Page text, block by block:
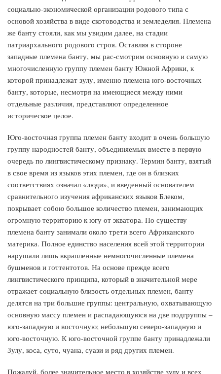
социально-экономической организации родового типа с
основой хозяйства в виде скотоводства и земледелия. Племена
же банту стояли, как мы увидим далее, на стадии
патриархального родового строя. Оставляя в стороне
западные племена банту, мы рас-смотрим основную и самую
многочисленную группу племен банту Южной Африки, к
которой принадлежат зулу, именно племена юго-восточных
банту, которые, несмотря на имеющиеся между ними
отдельные различия, представляют определенное
историческое целое.
Юго-восточная группа племен банту входит в очень большую
группу народностей банту, объединяемых вместе в первую
очередь по лингвистическому признаку. Термин банту, взятый
в свое время из языков этих племен, где он в близких
соответствиях означал «люди», и введенный основателем
сравнительного изучения африканских языков Блеком,
покрывает собою большое количество племен, занимающих
огромную территорию к югу от экватора. По существу
племена банту занимали около трети всего Африканского
материка. Полное единство населения всей этой территории
нарушали лишь вкрапленные немногочисленные племена
бушменов и готтентотов. На основе прежде всего
лингвистического принципа, который в значительной мере
отражает социальную близость отдельных племен, банту
делятся на три большие группы: центральную, охватывающую
основную массу племен и распадающуюся на две подгруппы –
юго-западную и восточную; небольшую северо-западную и
юго-восточную. К юго-восточной группе банту принадлежали
Зулу, коса, суто, чуана, суази и ряд других племен.
Пожалуй, более значительное место в хозяйстве зулу и всех